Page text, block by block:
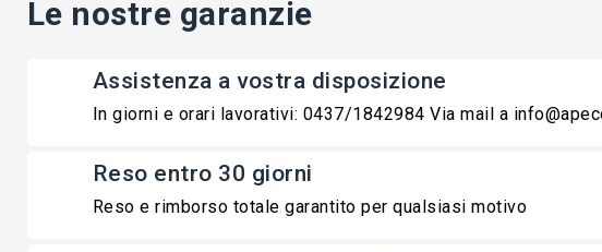
Le nostre garanzie
Assistenza a vostra disposizione
In giorni e orari lavorativi: 0437/1842984 Via mail a
Reso entro 30 giorni
Reso e rimborso totale garantito per qualsiasi motivo